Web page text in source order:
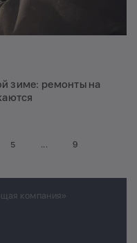
зиме: ремонты на
5 ... 9
компания»